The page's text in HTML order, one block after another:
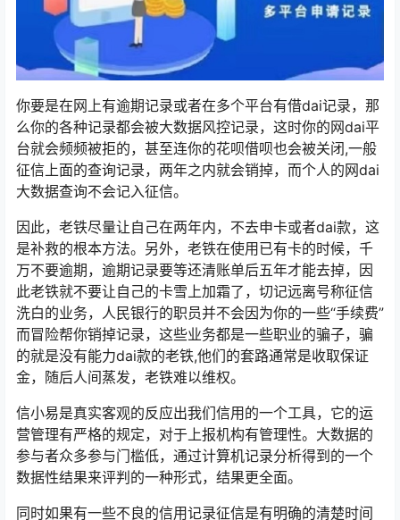
你要是在网上有逾期记录或者在多个平台有借dai记录，那
么你的各种记录都会被大数据风控记录，这时你的网dai平
台就会频频被拒的，甚至连你的花呗借呗也会被关闭,一般
征信上面的查询记录，两年之内就会销掉，而个人的网dai
大数据查询不会记入征信。
因此，老铁尽量让自己在两年内，不去申卡或者dai款，这
是补救的根本方法。另外，老铁在使用已有卡的时候，千
万不要逾期，逾期记录要等还清账单后五年才能去掉，因
此老铁就不要让自己的卡雪上加霜了，切记远离号称征信
洗白的业务，人民银行的职员并不会因为你的一些“手续费”
而冒险帮你销掉记录，这些业务都是一些职业的骗子，骗
的就是没有能力dai款的老铁,他们的套路通常是收取保证
金，随后人间蒸发，老铁难以维权。
信小易是真实客观的反应出我们信用的一个工具，它的运
营管理有严格的规定，对于上报机构有管理性。大数据的
参与者众多参与门槛低，通过计算机记录分析得到的一个
数据性结果来评判的一种形式，结果更全面。
同时如果有一些不良的信用记录征信是有明确的清楚时间